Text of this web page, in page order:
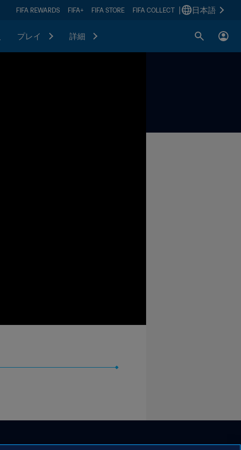
FIFA REWARDS FIFA+ FIFA STORE FIFA COLLECT 日本語
プレイ 詳細